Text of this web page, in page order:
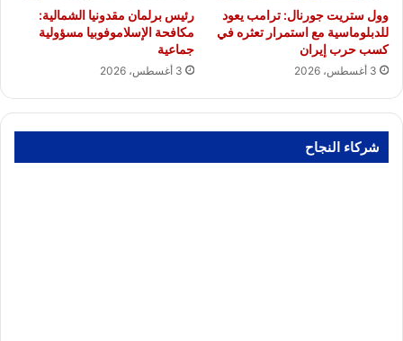
وول ستريت جورنال: ترامب يعود
للدبلوماسية مع استمرار تعثره في
كسب حرب إيران
3 أغسطس، 2026
رئيس برلمان مقدونيا الشمالية:
مكافحة الإسلاموفوبيا مسؤولية
جماعية
3 أغسطس، 2026
شركاء النجاح